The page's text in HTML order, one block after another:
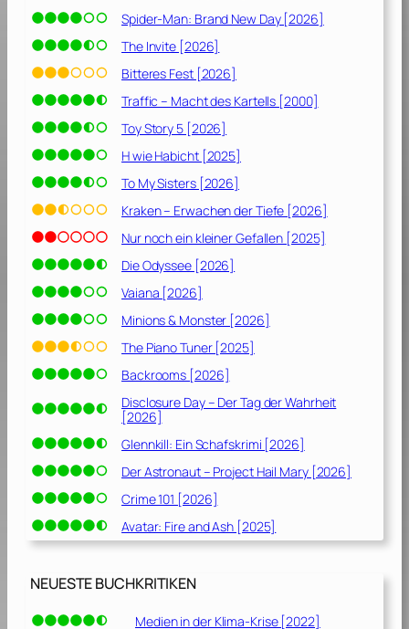
Spider-Man: Brand New Day [2026]
The Invite [2026]
Bitteres Fest [2026]
Traffic – Macht des Kartells [2000]
Toy Story 5 [2026]
H wie Habicht [2025]
To My Sisters [2026]
Kraken – Erwachen der Tiefe [2026]
Nur noch ein kleiner Gefallen [2025]
Die Odyssee [2026]
Vaiana [2026]
Minions & Monster [2026]
The Piano Tuner [2025]
Backrooms [2026]
Disclosure Day – Der Tag der Wahrheit
[2026]
Glennkill: Ein Schafskrimi [2026]
Der Astronaut – Project Hail Mary [2026]
Crime 101 [2026]
Avatar: Fire and Ash [2025]
NEUESTE BUCHKRITIKEN
Medien in der Klima-Krise [2022]